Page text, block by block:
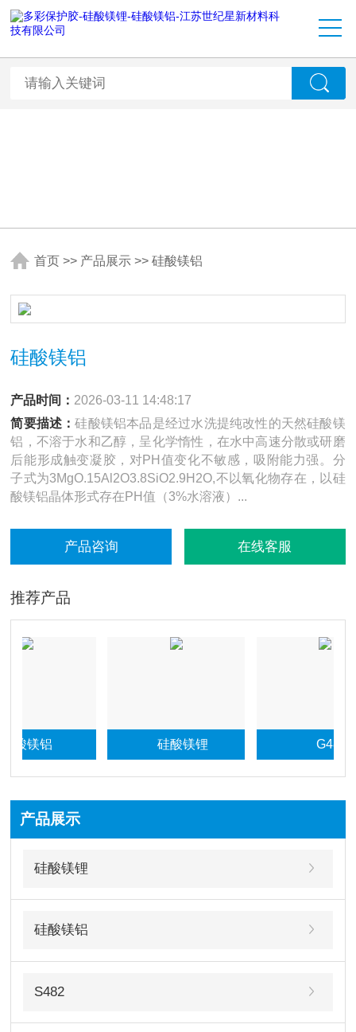
首页 >> 产品展示 >>硅酸镁铝
硅酸镁铝
产品时间： 2026-03-11 14:48:17
简要描述：硅酸镁铝本品是经过水洗提纯改性的天然硅酸镁
铝，不溶于水和乙醇，呈化学惰性，在水中高速分散或研磨
后能形成触变凝胶，对PH值变化不敏感，吸附能力强。分
子式为3MgO.15Al2O3.8SiO2.9H2O,不以氧化物存在，以硅
酸镁铝晶体形式存在PH值（3%水溶液）...
产品咨询 在线客服
推荐产品
镁铝 硅酸镁锂 G482
产品展示
硅酸镁锂
硅酸镁铝
S482